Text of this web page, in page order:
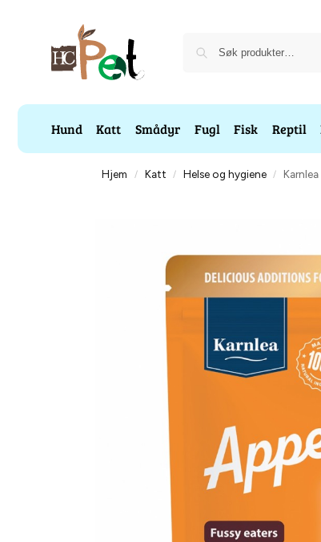
Hund Katt Smådyr Fugl Fisk Reptil
Hjem / Katt / Helse og hygiene /